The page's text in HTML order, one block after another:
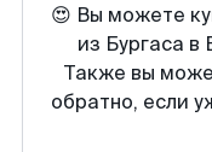
😍 Вы можете
из Бургаса в
Также вы
обратно, если